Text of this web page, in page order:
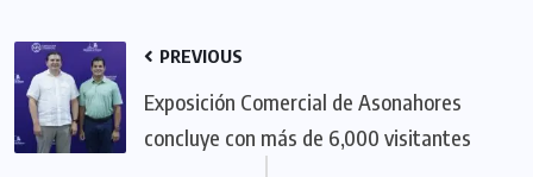
PREVIOUS
Exposición Comercial de Asonahores
concluye con más de 6,000 visitantes